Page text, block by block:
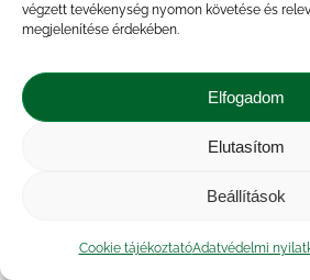
végzett tevékenység nyomon követése és
megjelenítése érdekében.
Elfogadom
Elutasítom
Beállítások
Cookie tájékoztatóAdatvédelmi
Csoportok találkozóját. A
hazai EIP AGRI…